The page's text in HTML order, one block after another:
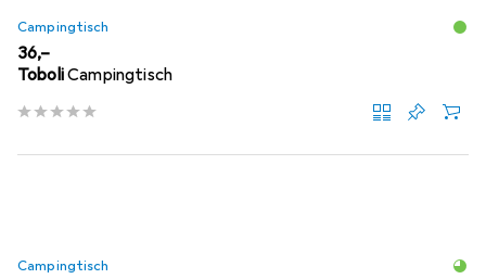
Campingtisch
EUR
36,–
ToboliCampingtisch
Campingtisch